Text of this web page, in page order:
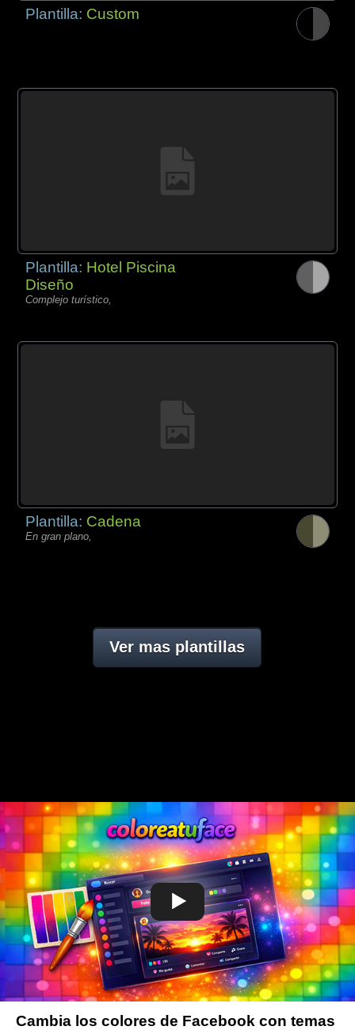
Plantilla: Custom
Plantilla: Hotel Piscina
Diseño
Complejo turístico,
Plantilla: Cadena
En gran plano,
Ver mas plantillas
Cambia los colores de Facebook con temas